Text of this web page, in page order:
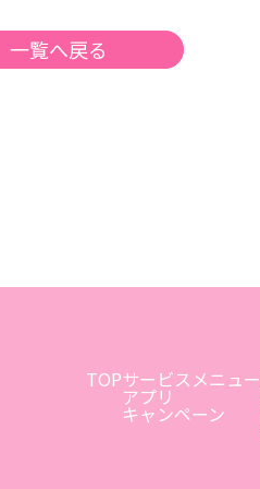
一覧へ戻る
TOPサービスメニュー
アプリ
キャンペーン